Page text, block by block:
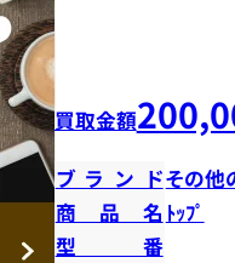
買取金額
ブランドその他
商品名 ﾄｯﾌﾟ
型番